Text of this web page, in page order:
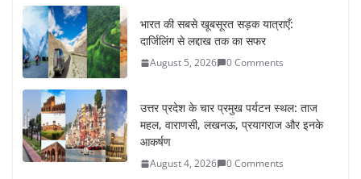
दार्जिलिंग से लद्दाख तक का सफर
August 5, 2026 0 Comments
महल, वाराणसी, लखनऊ, प्रयागराज और इनके
आकर्षण
August 4, 2026